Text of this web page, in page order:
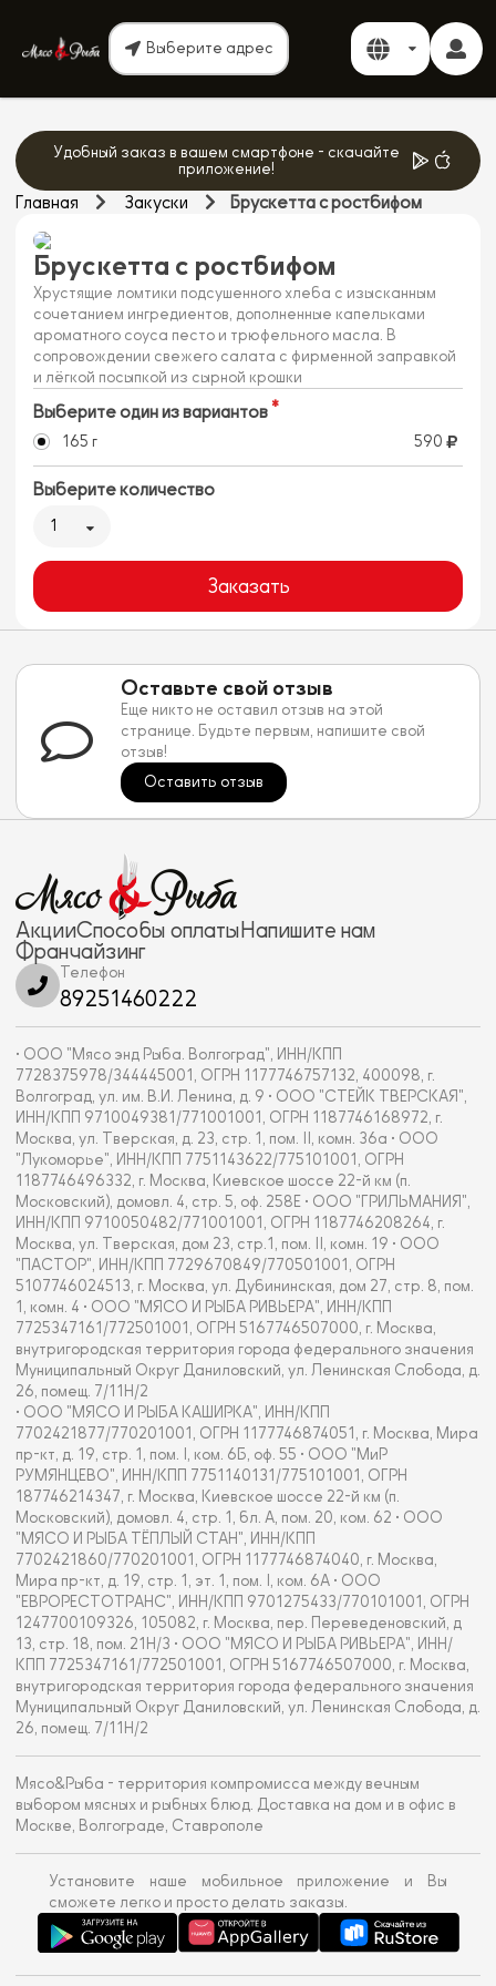
Выберите адрес
Удобный заказ в вашем смартфоне - скачайте
приложение!
Главная Закуски Брускетта с ростбифом
Брускетта с ростбифом
Хрустящие ломтики подсушенного хлеба с изысканным
сочетанием ингредиентов, дополненные капельками
ароматного соуса песто и трюфельного масла. В
сопровождении свежего салата с фирменной заправкой
и лёгкой посыпкой из сырной крошки
Выберите один из вариантов
165 г 590
Выберите количество
1
Заказать
Оставьте свой отзыв
Еще никто не оставил отзыв на этой
странице. Будьте первым, напишите свой
отзыв!
Оставить отзыв
АкцииСпособы оплатыНапишите нам
Франчайзинг
Телефон
89251460222
• ООО "Мясо энд Рыба. Волгоград", ИНН/КПП
7728375978/344445001, ОГРН 1177746757132, 400098, г.
Волгоград, ул. им. В.И. Ленина, д. 9 • ООО "СТЕЙК ТВЕРСКАЯ",
ИНН/КПП 9710049381/771001001, ОГРН 1187746168972, г.
Москва, ул. Тверская, д. 23, стр. 1, пом. II, комн. 36а • ООО
"Лукоморье", ИНН/КПП 7751143622/775101001, ОГРН
1187746496332, г. Москва, Киевское шоссе 22-й км (п.
Московский), домовл. 4, стр. 5, оф. 258Е • ООО "ГРИЛЬМАНИЯ",
ИНН/КПП 9710050482/771001001, ОГРН 1187746208264, г.
Москва, ул. Тверская, дом 23, стр.1, пом. II, комн. 19 • ООО
"ПАСТОР", ИНН/КПП 7729670849/770501001, ОГРН
5107746024513, г. Москва, ул. Дубининская, дом 27, стр. 8, пом.
1, комн. 4 • ООО "МЯСО И РЫБА РИВЬЕРА", ИНН/КПП
7725347161/772501001, ОГРН 5167746507000, г. Москва,
внутригородская территория города федерального значения
Муниципальный Округ Даниловский, ул. Ленинская Слобода, д.
26, помещ. 7/11Н/2
• ООО "МЯСО И РЫБА КАШИРКА", ИНН/КПП
7702421877/770201001, ОГРН 1177746874051, г. Москва, Мира
пр-кт, д. 19, стр. 1, пом. I, ком. 6Б, оф. 55 • ООО "МиР
РУМЯНЦЕВО", ИНН/КПП 7751140131/775101001, ОГРН
187746214347, г. Москва, Киевское шоссе 22-й км (п.
Московский), домовл. 4, стр. 1, бл. А, пом. 20, ком. 62 • ООО
"МЯСО И РЫБА ТЁПЛЫЙ СТАН", ИНН/КПП
7702421860/770201001, ОГРН 1177746874040, г. Москва,
Мира пр-кт, д. 19, стр. 1, эт. 1, пом. I, ком. 6А • ООО
"ЕВРОРЕСТОТРАНС", ИНН/КПП 9701275433/770101001, ОГРН
1247700109326, 105082, г. Москва, пер. Переведеновский, д
13, стр. 18, пом. 21Н/3 • ООО "МЯСО И РЫБА РИВЬЕРА", ИНН/
КПП 7725347161/772501001, ОГРН 5167746507000, г. Москва,
внутригородская территория города федерального значения
Муниципальный Округ Даниловский, ул. Ленинская Слобода, д.
26, помещ. 7/11Н/2
Мясо&Рыба - территория компромисса между вечным
выбором мясных и рыбных блюд. Доставка на дом и в офис в
Москве, Волгограде, Ставрополе
Установите наше мобильное приложение и Вы
сможете легко и просто делать заказы.